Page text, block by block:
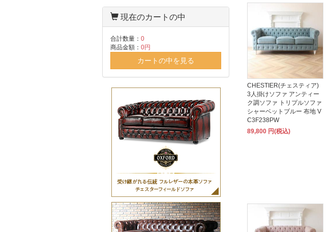
CHESTIER(チェスティア)
3人掛けソファ アンティー
ク調ソファ トリプルソファ
シャーベットブルー 布地 V
C3F238PW
89,800 円(税込)
現在のカートの中
合計数量：0
商品金額：0円
カートの中を見る